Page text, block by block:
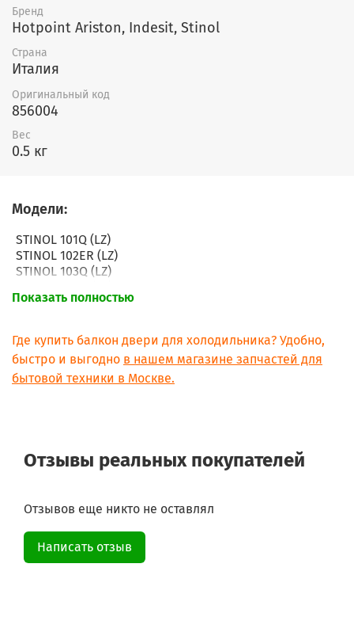
Бренд
Hotpoint Ariston, Indesit, Stinol
Страна
Италия
Оригинальный код
856004
Вес
0.5 кг
Модели:
STINOL 101Q (LZ)
STINOL 102ER (LZ)
STINOL 103Q (LZ)
STINOL 107ER (LZ)
STINOL 116Q (LZ)
STINOL 117ER (LZ)
STINOL 120ER (LZ)
STINOL 205ER (LZ)
INDESIT SD 125
Показать полностью
Где купить балкон двери для холодильника? Удобно,
быстро и выгодно в нашем магазине запчастей для
бытовой техники в Москве.
Отзывы реальных покупателей
Отзывов еще никто не оставлял
Написать отзыв